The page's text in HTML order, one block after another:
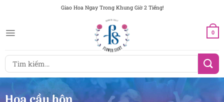
dung
Giao Hoa Ngay Trong Khung Giờ 2 Tiếng!
0
Tìm
kiếm: